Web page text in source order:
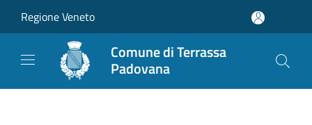
Regione Veneto
Comune di Terrassa
Padovana